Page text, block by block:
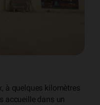
à quelques kilomètres
accueille dans un